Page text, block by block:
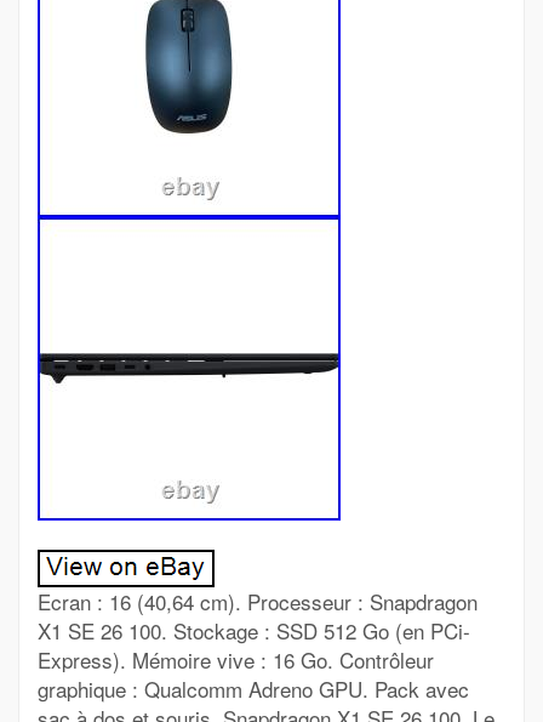
Ecran : 16 (40,64 cm). Processeur : Snapdragon
X1 SE 26 100. Stockage : SSD 512 Go (en PCi-
Express). Mémoire vive : 16 Go. Contrôleur
graphique : Qualcomm Adreno GPU. Pack avec